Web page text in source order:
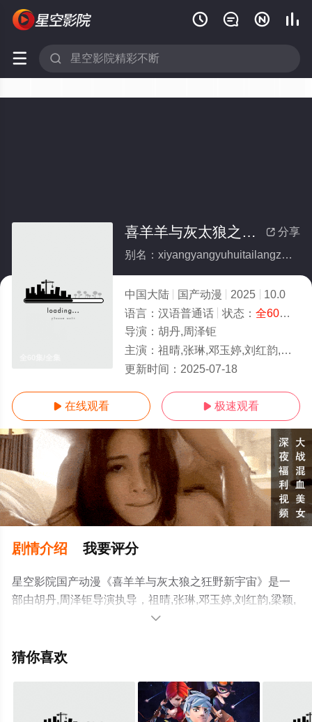
   
 
 分享
喜羊羊与灰太狼之狂野新宇宙(全集)
别名：xiyangyangyuhuitailangzhikuangyexinyuzhou
中国大陆 国产动漫 2025
10.0
语言： 汉语普通话 状态： 全60集
导演： 胡丹,周泽钜
主演： 祖晴,张琳,邓玉婷,刘红韵,梁颖,高全胜,赵娜,齐冀宁,周岩
更新时间： 2025-07-18
 在线观看  极速观看
剧情介绍 我要评分
星空影院国产动漫《喜羊羊与灰太狼之狂野新宇宙》是一
部由胡丹,周泽钜导演执导，祖晴,张琳,邓玉婷,刘红韵,梁颖,
高全胜,赵娜,齐冀宁,周岩等演员精彩演绎的中国大陆动漫，
完整版动漫全集就上星空电影网，更多相关信息可移步至

猜你喜欢